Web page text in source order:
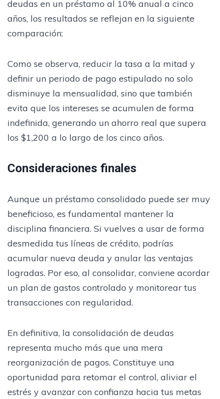
deudas en un préstamo al 10% anual a cinco
años, los resultados se reflejan en la siguiente
comparación:
Como se observa, reducir la tasa a la mitad y
definir un periodo de pago estipulado no solo
disminuye la mensualidad, sino que también
evita que los intereses se acumulen de forma
indefinida, generando un ahorro real que supera
los $1,200 a lo largo de los cinco años.
Consideraciones finales
Aunque un préstamo consolidado puede ser muy
beneficioso, es fundamental mantener la
disciplina financiera. Si vuelves a usar de forma
desmedida tus líneas de crédito, podrías
acumular nueva deuda y anular las ventajas
logradas. Por eso, al consolidar, conviene acordar
un plan de gastos controlado y monitorear tus
transacciones con regularidad.
En definitiva, la consolidación de deudas
representa mucho más que una mera
reorganización de pagos. Constituye una
oportunidad para retomar el control, aliviar el
estrés y avanzar con confianza hacia tus metas